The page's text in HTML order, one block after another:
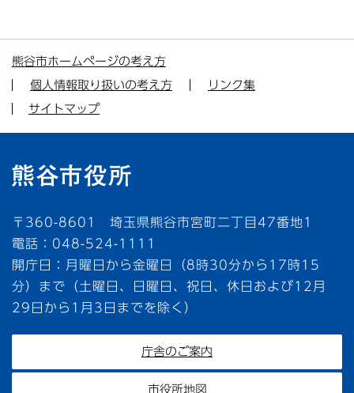
熊谷市ホームページの考え方
個人情報取り扱いの考え方
リンク集
サイトマップ
〒360-8601 埼玉県熊谷市宮町二丁目47番地1
電話：048-524-1111
開庁日：月曜日から金曜日（8時30分から17時15
分）まで（土曜日、日曜日、祝日、休日および12月
29日から1月3日までを除く）
庁舎のご案内
市役所地図